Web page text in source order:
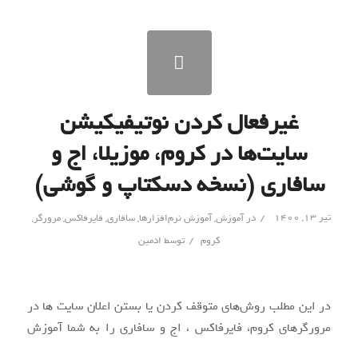
غیرفعال کردن نوتیفیکیشن
سایت‌ها در کروم، موزیلا، اج و
سافاری (نسخه دسکتاپ و گوشی)
تیر ۱۳, ۱۴۰۰ / درآموزش,آموزش نرم‌افزارها,سافاری, فایرفاکس,مرورگر,
کروم / توسط ادمین
در این مطلب روش‌های متوقف کردن یا بستن اعلان سایت ها در
مرورگرهای کروم، فایرفاکس ، اج و سافاری را به شما آموزش